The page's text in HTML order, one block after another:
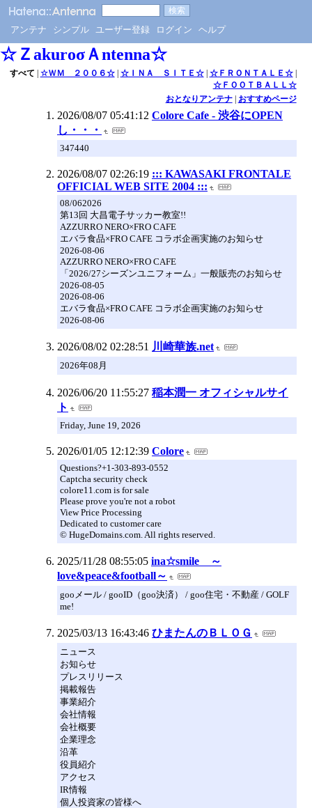
アンテナ シンプル ユーザー登録 ログイン ヘルプ
☆ＺakuroσＡntenna☆
すべて | ☆ＷＭ ２００６☆| ☆ＩＮＡ ＳＩＴＥ☆| ☆ＦＲＯＮＴＡＬＥ☆|
☆ＦＯＯＴＢＡＬＬ☆
おとなりアンテナ| おすすめページ
2026/08/07 05:41:12 Colore Cafe - 渋谷にOPEN
し・・・
347440
2026/08/07 02:26:19 ::: KAWASAKI FRONTALE
OFFICIAL WEB SITE 2004 :::
08/062026
第13回 大昌電子サッカー教室!!
AZZURRO NERO×FRO CAFE
エバラ食品×FRO CAFE コラボ企画実施のお知らせ
2026-08-06
AZZURRO NERO×FRO CAFE
「2026/27シーズンユニフォーム」一般販売のお知らせ
2026-08-05
2026-08-06
エバラ食品×FRO CAFE コラボ企画実施のお知らせ
2026-08-06
2026/08/02 02:28:51 川崎華族.net
2026年08月
2026/06/20 11:55:27 稲本潤一 オフィシャルサイ
ト
Friday, June 19, 2026
2026/01/05 12:12:39 Colore
Questions?+1-303-893-0552
Captcha security check
colore11.com is for sale
Please prove you're not a robot
View Price Processing
Dedicated to customer care
© HugeDomains.com. All rights reserved.
2025/11/28 08:55:05 ina☆smile ～
love&peace&football～
gooメール / gooID（goo決済） / goo住宅・不動産 / GOLF
me!
2025/03/13 16:43:46 ひまたんのＢＬＯＧ
ニュース
お知らせ
プレスリリース
掲載報告
事業紹介
会社情報
会社概要
企業理念
沿革
役員紹介
アクセス
IR情報
個人投資家の皆様へ